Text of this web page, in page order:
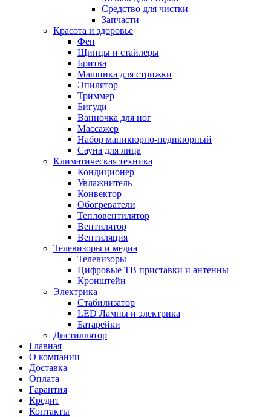
Средство для чистки
Запчасти
Красота и здоровье
Фен
Щипцы и стайлеры
Бритва
Машинка для стрижки
Эпилятор
Триммер
Бигуди
Ванночка для ног
Массажёр
Набор маникюрно-педикюрный
Сауна для лица
Климатическая техника
Кондиционер
Увлажнитель
Конвектор
Обогреватели
Тепловентилятор
Вентилятор
Вентиляция
Телевизоры и медиа
Телевизоры
Цифровые ТВ приставки и антенны
Кронштейн
Электрика
Стабилизатор
LED Лампы и электрика
Батарейки
Дистиллятор
Главная
О компании
Доставка
Оплата
Гарантия
Кредит
Контакты